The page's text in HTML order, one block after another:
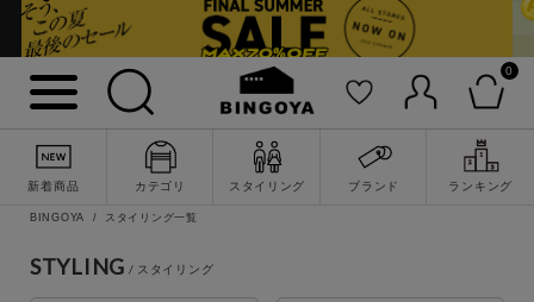
0
新着商品 カテゴリ スタイリング ブランド ランキング
詳細検索
BINGOYA スタイリング一覧
STYLING